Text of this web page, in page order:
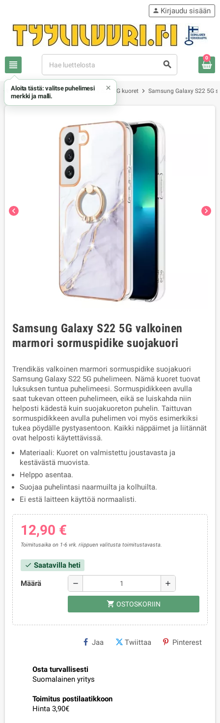
view_headline search
person Kirjaudu sisään
0
chevron_rightSamsung chevron_rightSamsung Galaxy S22 5G kuoret chevron_right Samsung Galaxy S22 5G
chevron_left chevron_right
Samsung Galaxy S22 5G valkoinen
marmori sormuspidike suojakuori
Trendikäs valkoinen marmori sormuspidike suojakuori
Samsung Galaxy S22 5G puhelimeen. Nämä kuoret tuovat
luksuksen tuntua puhelimeesi. Sormuspidikkeen avulla
saat tukevan otteen puhelimeen, eikä se luiskahda niin
helposti kädestä kuin suojakuoreton puhelin. Taittuvan
sormuspidikkeen avulla puhelimen voi myös esimerkiksi
tukea pöydälle pystyasentoon. Kaikki näppäimet ja liitännät
ovat helposti käytettävissä.
Materiaali: Kuoret on valmistettu joustavasta ja
kestävästä muovista.
Helppo asentaa.
Suojaa puhelintasi naarmuilta ja kolhuilta.
Ei estä laitteen käyttöä normaalisti.
12,90 €
Toimitusaika on 1-6 vrk. riippuen valitusta toimitustavasta.
check Saatavilla heti
Määrä remove add
shopping_cart OSTOSKORIIN
Jaa Twiittaa Pinterest
Osta turvallisesti
Suomalainen yritys
Toimitus postilaatikkoon
Hinta 3,90€
Aloita tästä: valitse puhelimesi
merkki ja malli.
×